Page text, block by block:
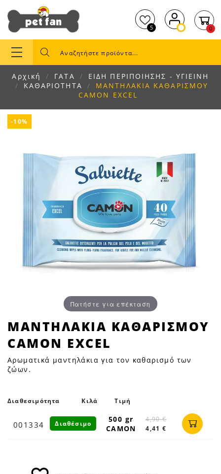
5 0
Αρχική ΓΑΤΑ
ΕΙΔΗ ΠΕΡΙΠΟΙΗΣΗΣ - ΥΓΙΕΙΝΗ
ΚΑΘΑΡΙΟΤΗΤΑ
ΜΑΝΤΗΛΑΚΙΑ ΚΑΘΑΡΙΣΜΟΥ
CAMON EXCEL
-10%
Πατήστε για επέκταση
ΜΑΝΤΗΛΑΚΙΑ
ΚΑΘΑΡΙΣΜΟΥ
CAMON
EXCEL
|
ΜΑΝΤΗΛΑΚΙΑ ΚΑΘΑΡΙΣΜΟΥ
CAMON EXCEL
Αρωματικά μαντηλάκια για τον καθαρισμό των
ζώων.
Διαθεσιμότητα Κιλά Τιμή
001334
500 gr
CAMON
4,90 €
4,41 €
Διαθέσιμο